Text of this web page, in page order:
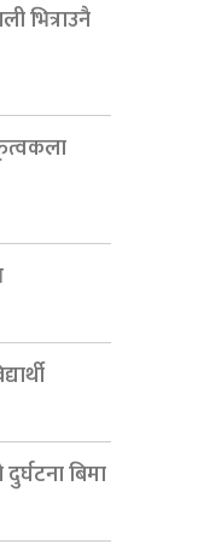
भित्राउनै
बिमा